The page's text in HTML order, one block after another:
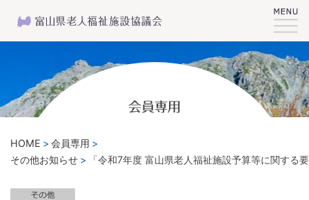
会員専用
HOME
会員専用
その他お知らせ
「令和7年度 富山県老人福祉施設予算等に関する